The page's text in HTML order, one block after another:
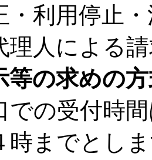
・利用停止
理人による
等の求めの
での受付時
時までとし